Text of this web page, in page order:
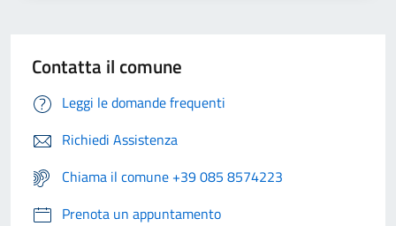
Contatta il comune
Leggi le domande frequenti
Richiedi Assistenza
Chiama il comune +39 085 8574223
Prenota un appuntamento